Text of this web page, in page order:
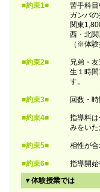
■約束1■
苦手科目
ガンバ
関東
西・北関
（※体
■約束2■
兄弟・
生１時
す。
■約束3■ 回数・
■約束4■
指導料
みをいた
■約束5■ 相性が
■約束6■ 指導開
▼体験授業では